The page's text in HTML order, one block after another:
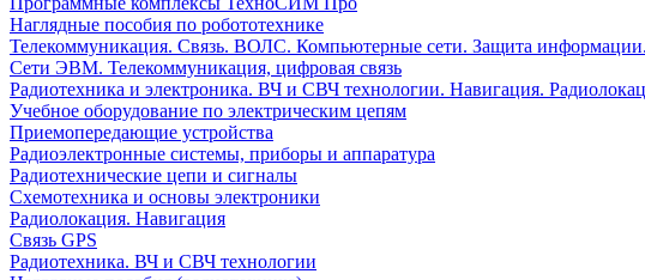
Наглядные пособия по робототехнике
Телекоммуникация. Связь. ВОЛС. Компьютерные сети. Защита
Сети ЭВМ. Телекоммуникация, цифровая связь
Радиотехника и электроника. ВЧ и СВЧ технологии. Навигация.
Учебное оборудование по электрическим цепям
Приемопередающие устройства
Радиоэлектронные системы, приборы и аппаратура
Радиотехнические цепи и сигналы
Схемотехника и основы электроники
Радиолокация. Навигация
Связь GPS
Радиотехника. ВЧ и СВЧ технологии